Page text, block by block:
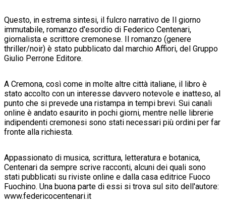
Questo, in estrema sintesi, il fulcro narrativo de Il giorno
immutabile, romanzo d'esordio di Federico Centenari,
giornalista e scrittore cremonese. Il romanzo (genere
thriller/noir) è stato pubblicato dal marchio Affiori, del Gruppo
Giulio Perrone Editore.
A Cremona, così come in molte altre città italiane, il libro è
stato accolto con un interesse davvero notevole e inatteso, al
punto che si prevede una ristampa in tempi brevi. Sui canali
online è andato esaurito in pochi giorni, mentre nelle librerie
indipendenti cremonesi sono stati necessari più ordini per far
fronte alla richiesta.
Appassionato di musica, scrittura, letteratura e botanica,
Centenari da sempre scrive racconti, alcuni dei quali sono
stati pubblicati su riviste online e dalla casa editrice Fuoco
Fuochino. Una buona parte di essi si trova sul sito dell'autore:
www.federicocentenari.it